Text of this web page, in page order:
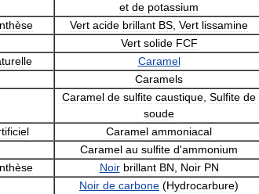
et de potassium
Vert acide brillant BS, Vert lissamine
Vert solide FCF
Caramel
Caramels
Caramel de sulfite caustique, Sulfite de
soude
Caramel ammoniacal
Caramel au sulfite d'ammonium
Noir brillant BN, Noir PN
Noir de carbone (Hydrocarbure)